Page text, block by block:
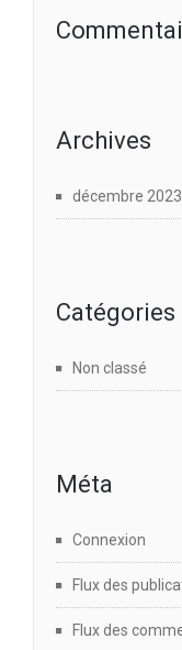
Archives
décembre 2023
Catégories
Non classé
Méta
Connexion
Flux des
Flux des